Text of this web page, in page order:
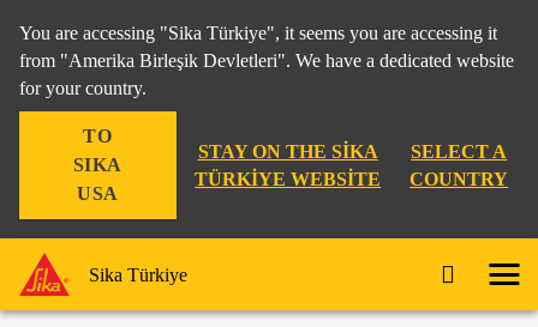
You are accessing "Sika Türkiye", it seems you are accessing it
from "Amerika Birleşik Devletleri". We have a dedicated website
for your country.
TO
SIKA
USA
STAY ON THE SIKA
TÜRKIYE WEBSITE
SELECT A
COUNTRY
Sika Türkiye